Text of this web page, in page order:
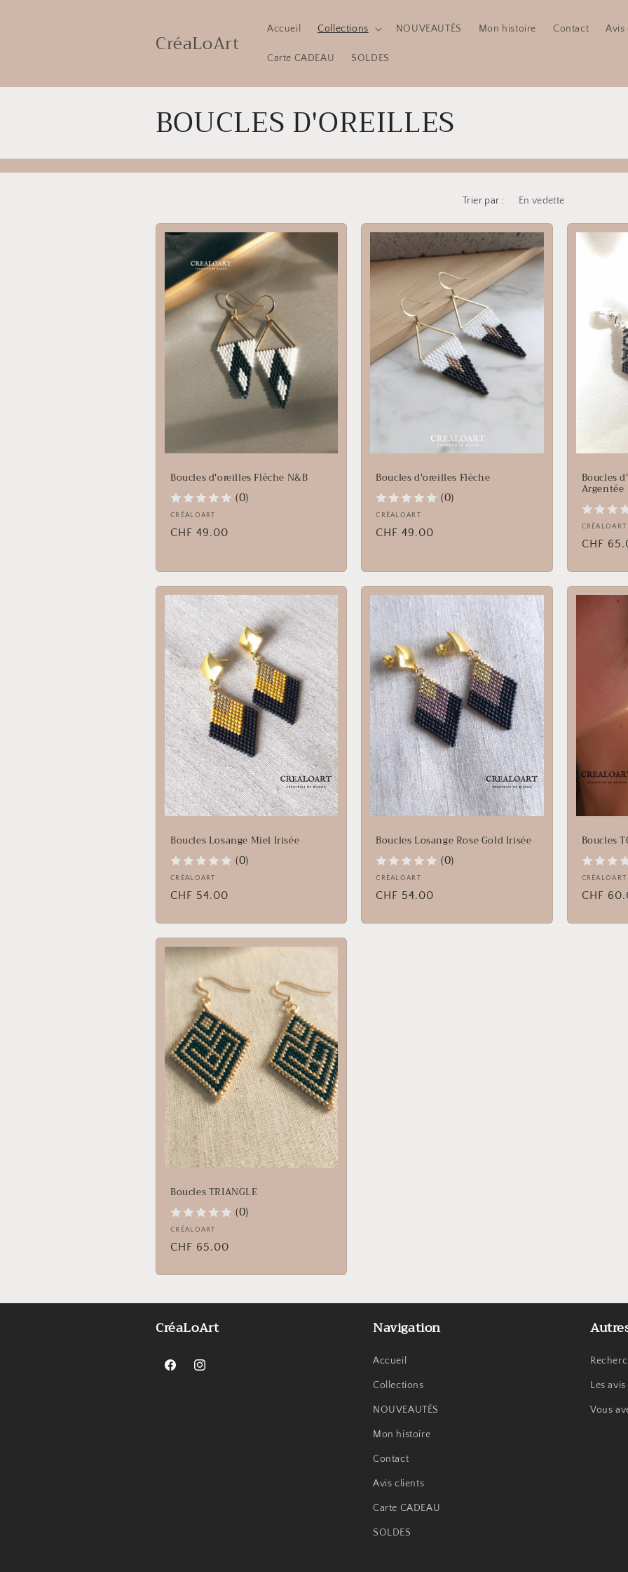
CréaLoArt Accueil Collections NOUVEAUTÉS Mon histoire Contact Avis
Carte CADEAU SOLDES
C
o
l
e
c
t
o
n
BOUCLES D'OREILLES
Trier par :
Boucles d'oreilles Flèche N&B
(0)
Fournisseur :
CRÉALOART
Prix
CHF 49.00
Boucles d'oreilles Flèche
(0)
Fournisseur :
CRÉALOART
Prix
CHF 49.00
Boucles
Argentée
CRÉALOART
Prix
CHF
Boucles Losange Miel Irisée
(0)
Fournisseur :
CRÉALOART
Prix
CHF 54.00
Boucles Losange Rose Gold Irisée
(0)
Fournisseur :
CRÉALOART
Prix
CHF 54.00
Boucles
CRÉALOART
Prix
CHF
Boucles TRIANGLE
(0)
Fournisseur :
CRÉALOART
Prix
CHF 65.00
CréaLoArt
FacebookInstagram
Navigation
Accueil
Collections
NOUVEAUTÉS
Mon histoire
Contact
Avis clients
Carte CADEAU
SOLDES
Les
Vous